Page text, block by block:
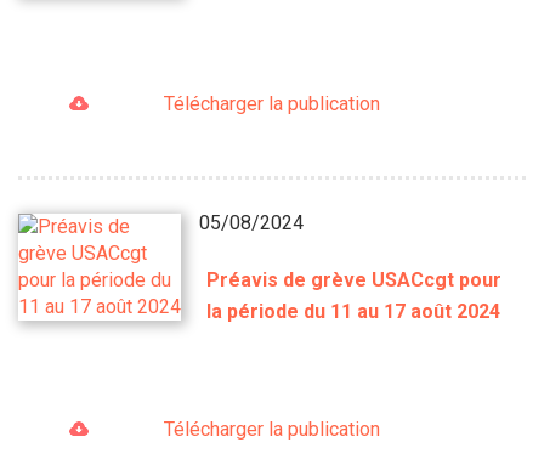
Télécharger la publication
05/08/2024
Préavis de grève USACcgt pour
la période du 11 au 17 août 2024
Télécharger la publication